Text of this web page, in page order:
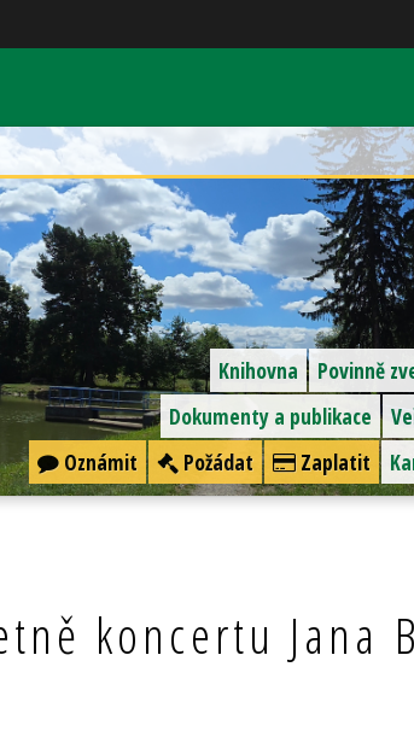
Povinně
Knihovna
Dokumenty a publikace
Zaplatit
Požádat
Oznámit
koncertu Jana